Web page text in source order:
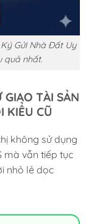
Gửi Nhà Đất Uy
quả nhất.
TÀI SẢN
KIỂU CŨ
không sử dụng
mà vẫn tiếp tục
nhỏ lẻ dọc